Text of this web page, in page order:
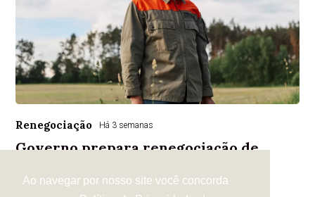
Ao navegar por nosso site você concorda
Renegociação Há 3 semanas
Governo prepara renegociação de
anos